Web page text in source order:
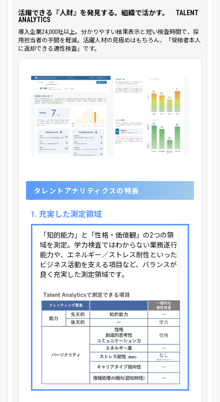
活躍できる『人財』を発見する。組織で活かす。 TALENT
ANALYTICS
導入企業24,000社以上。分かりやすい結果表示と短い検査時間で、採
用担当者の手間を軽減。活躍人材の見極めはもちろん、「受検者本人
に返却できる適性検査」です。
タレントアナリティクスの特長
1. 充実した測定領域
「知的能力」と「性格・価値観」の2つの領
域を測定。学力検査ではわからない業務遂行
能力や、エネルギー／ストレス耐性といった
ビジネス活動を支える項目など、バランスが
良く充実した測定領域です。